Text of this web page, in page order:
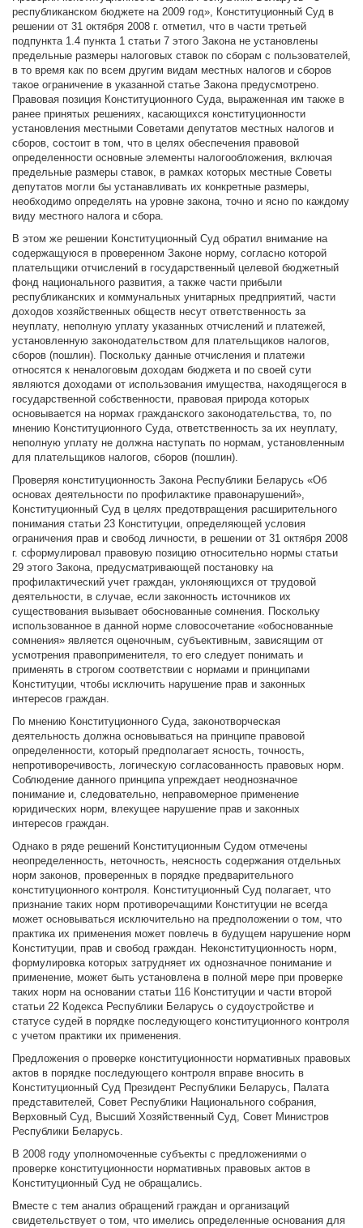
республиканском бюджете на 2009 год», Конституционный Суд в
решении от 31 октября 2008 г. отметил, что в части третьей
подпункта 1.4 пункта 1 статьи 7 этого Закона не установлены
предельные размеры налоговых ставок по сборам с пользователей,
в то время как по всем другим видам местных налогов и сборов
такое ограничение в указанной статье Закона предусмотрено.
Правовая позиция Конституционного Суда, выраженная им также в
ранее принятых решениях, касающихся конституционности
установления местными Советами депутатов местных налогов и
сборов, состоит в том, что в целях обеспечения правовой
определенности основные элементы налогообложения, включая
предельные размеры ставок, в рамках которых местные Советы
депутатов могли бы устанавливать их конкретные размеры,
необходимо определять на уровне закона, точно и ясно по каждому
виду местного налога и сбора.
В этом же решении Конституционный Суд обратил внимание на
содержащуюся в проверенном Законе норму, согласно которой
плательщики отчислений в государственный целевой бюджетный
фонд национального развития, а также части прибыли
республиканских и коммунальных унитарных предприятий, части
доходов хозяйственных обществ несут ответственность за
неуплату, неполную уплату указанных отчислений и платежей,
установленную законодательством для плательщиков налогов,
сборов (пошлин). Поскольку данные отчисления и платежи
относятся к неналоговым доходам бюджета и по своей сути
являются доходами от использования имущества, находящегося в
государственной собственности, правовая природа которых
основывается на нормах гражданского законодательства, то, по
мнению Конституционного Суда, ответственность за их неуплату,
неполную уплату не должна наступать по нормам, установленным
для плательщиков налогов, сборов (пошлин).
Проверяя конституционность Закона Республики Беларусь «Об
основах деятельности по профилактике правонарушений»,
Конституционный Суд в целях предотвращения расширительного
понимания статьи 23 Конституции, определяющей условия
ограничения прав и свобод личности, в решении от 31 октября 2008
г. сформулировал правовую позицию относительно нормы статьи
29 этого Закона, предусматривающей постановку на
профилактический учет граждан, уклоняющихся от трудовой
деятельности, в случае, если законность источников их
существования вызывает обоснованные сомнения. Поскольку
использованное в данной норме словосочетание «обоснованные
сомнения» является оценочным, субъективным, зависящим от
усмотрения правоприменителя, то его следует понимать и
применять в строгом соответствии с нормами и принципами
Конституции, чтобы исключить нарушение прав и законных
интересов граждан.
По мнению Конституционного Суда, законотворческая
деятельность должна основываться на принципе правовой
определенности, который предполагает ясность, точность,
непротиворечивость, логическую согласованность правовых норм.
Соблюдение данного принципа упреждает неоднозначное
понимание и, следовательно, неправомерное применение
юридических норм, влекущее нарушение прав и законных
интересов граждан.
Однако в ряде решений Конституционным Судом отмечены
неопределенность, неточность, неясность содержания отдельных
норм законов, проверенных в порядке предварительного
конституционного контроля. Конституционный Суд полагает, что
признание таких норм противоречащими Конституции не всегда
может основываться исключительно на предположении о том, что
практика их применения может повлечь в будущем нарушение норм
Конституции, прав и свобод граждан. Неконституционность норм,
формулировка которых затрудняет их однозначное понимание и
применение, может быть установлена в полной мере при проверке
таких норм на основании статьи 116 Конституции и части второй
статьи 22 Кодекса Республики Беларусь о судоустройстве и
статусе судей в порядке последующего конституционного контроля
с учетом практики их применения.
Предложения о проверке конституционности нормативных правовых
актов в порядке последующего контроля вправе вносить в
Конституционный Суд Президент Республики Беларусь, Палата
представителей, Совет Республики Национального собрания,
Верховный Суд, Высший Хозяйственный Суд, Совет Министров
Республики Беларусь.
В 2008 году уполномоченные субъекты с предложениями о
проверке конституционности нормативных правовых актов в
Конституционный Суд не обращались.
Вместе с тем анализ обращений граждан и организаций
свидетельствует о том, что имелись определенные основания для